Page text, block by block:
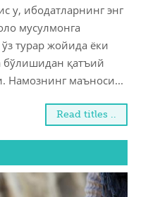
у, ибодатларнинг энг
мусулмонга
турар жойида ёки
бўлишидан қатъий
Намознинг маъноси...
Read titles ..